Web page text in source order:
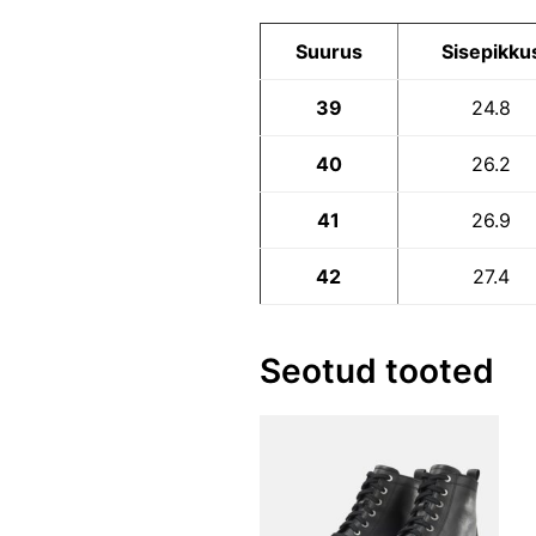
Suurus
39 24.8
40 26.2
41 26.9
42 27.4
Seotud tooted